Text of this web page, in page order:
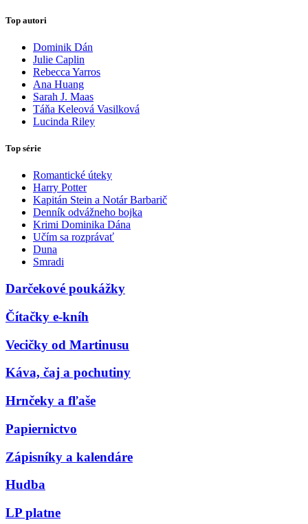
Top autori
Dominik Dán
Julie Caplin
Rebecca Yarros
Ana Huang
Sarah J. Maas
Táňa Keleová Vasilková
Lucinda Riley
Top série
Romantické úteky
Harry Potter
Kapitán Stein a Notár Barbarič
Denník odvážneho bojka
Krimi Dominika Dána
Učím sa rozprávať
Duna
Smradi
Darčekové poukážky
Čítačky e-kníh
Vecičky od Martinusu
Káva, čaj a pochutiny
Hrnčeky a fľaše
Papiernictvo
Zápisníky a kalendáre
Hudba
LP platne